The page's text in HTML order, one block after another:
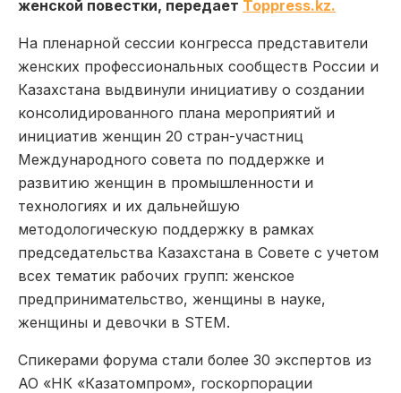
женской повестки, передает Toppress.kz.
На пленарной сессии конгресса представители
женских профессиональных сообществ России и
Казахстана выдвинули инициативу о создании
консолидированного плана мероприятий и
инициатив женщин 20 стран-участниц
Международного совета по поддержке и
развитию женщин в промышленности и
технологиях и их дальнейшую
методологическую поддержку в рамках
председательства Казахстана в Совете с учетом
всех тематик рабочих групп: женское
предпринимательство, женщины в науке,
женщины и девочки в STEM.
Спикерами форума стали более 30 экспертов из
АО «НК «Казатомпром», госкорпорации